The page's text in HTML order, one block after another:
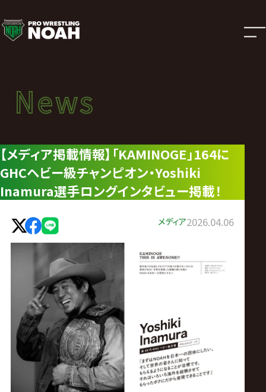
ニ
ュ
ー
ス
|
プ
ロ
レ
ン
News
ニュース
News
【メディア掲載情報】「KAMINOGE」164に
GHCヘビー級チャンピオン・Yoshiki
Inamura選手ロングインタビュー掲載！
メディア2026.04.06